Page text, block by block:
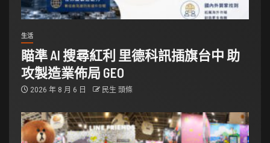
生活
瞄準 AI 搜尋紅利 里德科訊插旗台中 助
攻製造業佈局 GEO
2026 年 8 月 6 日 民生 頭條